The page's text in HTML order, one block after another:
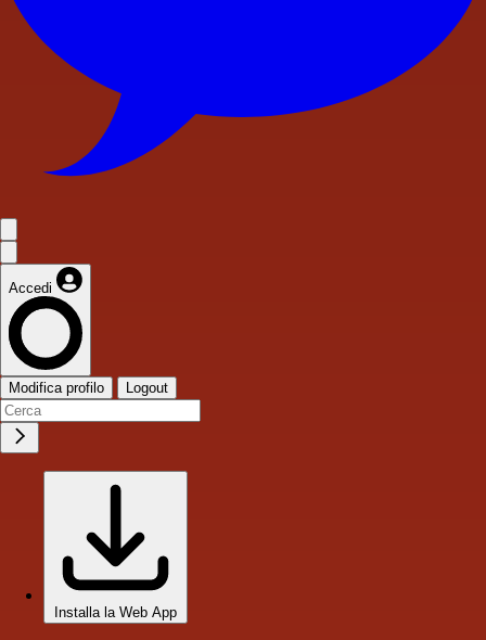
Accedi
Modifica profilo Logout
Installa la Web App